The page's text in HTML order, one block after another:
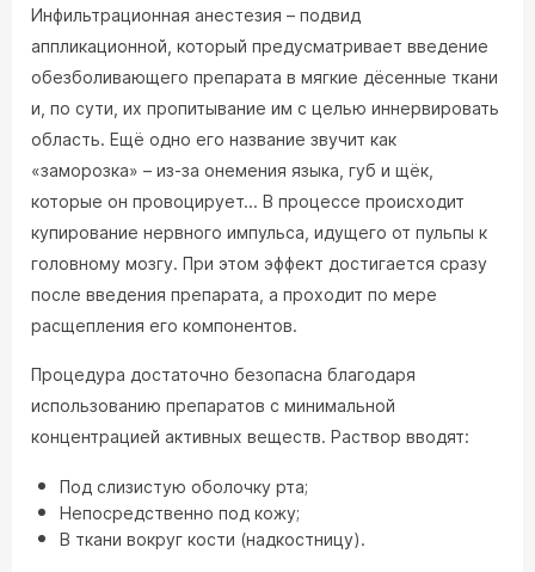
Инфильтрационная анестезия – подвид
аппликационной, который предусматривает введение
обезболивающего препарата в мягкие дёсенные ткани
и, по сути, их пропитывание им с целью иннервировать
область. Ещё одно его название звучит как
«заморозка» – из-за онемения языка, губ и щёк,
которые он провоцирует... В процессе происходит
купирование нервного импульса, идущего от пульпы к
головному мозгу. При этом эффект достигается сразу
после введения препарата, а проходит по мере
расщепления его компонентов.
Процедура достаточно безопасна благодаря
использованию препаратов с минимальной
концентрацией активных веществ. Раствор вводят:
Под слизистую оболочку рта;
Непосредственно под кожу;
В ткани вокруг кости (надкостницу).